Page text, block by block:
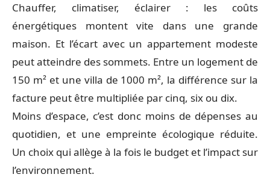
Chauffer, climatiser, éclairer : les coûts
énergétiques montent vite dans une grande
maison. Et l’écart avec un appartement modeste
peut atteindre des sommets. Entre un logement de
150 m² et une villa de 1000 m², la différence sur la
facture peut être multipliée par cinq, six ou dix.
Moins d’espace, c’est donc moins de dépenses au
quotidien, et une empreinte écologique réduite.
Un choix qui allège à la fois le budget et l’impact sur
l’environnement.